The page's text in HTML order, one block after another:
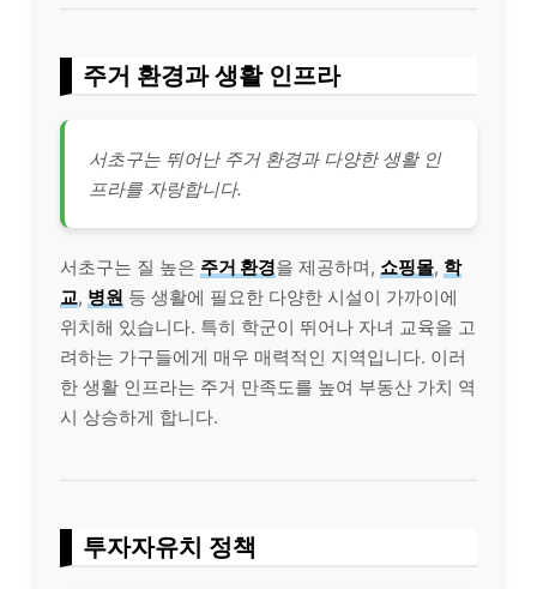
주거 환경과 생활 인프라
서초구는 뛰어난 주거 환경과 다양한 생활 인
프라를 자랑합니다.
서초구는 질 높은 주거 환경을 제공하며, 쇼핑몰, 학
교, 병원 등 생활에 필요한 다양한 시설이 가까이에
위치해 있습니다. 특히 학군이 뛰어나 자녀 교육을 고
려하는 가구들에게 매우 매력적인 지역입니다. 이러
한 생활 인프라는 주거 만족도를 높여 부동산 가치 역
시 상승하게 합니다.
투자자유치 정책